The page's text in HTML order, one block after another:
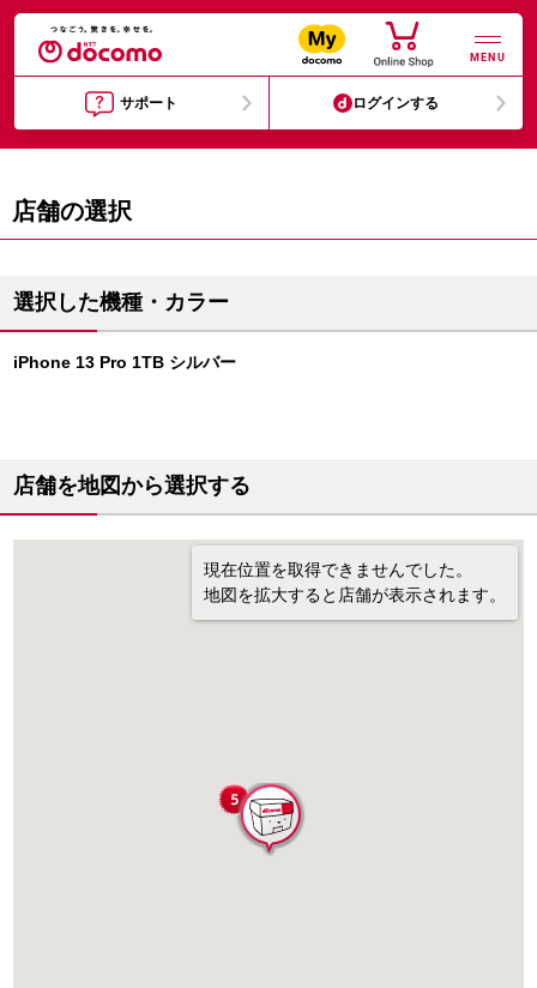
MENU
サポート ログインする
店舗の選択
選択した機種・カラー
iPhone 13 Pro 1TB シルバー
店舗を地図から選択する
現在位置を取得できませんでした。
地図を拡大すると店舗が表示されます。